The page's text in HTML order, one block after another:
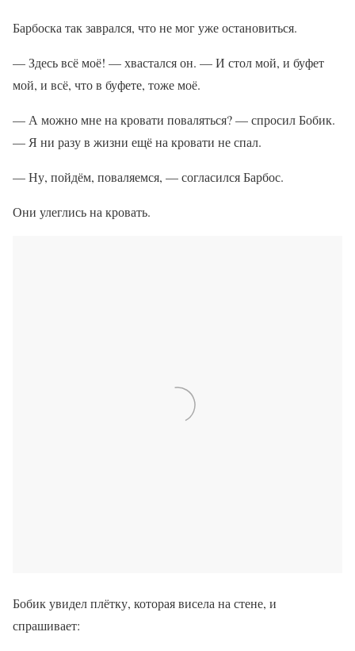
Барбоска так заврался, что не мог уже остановиться.
— Здесь всё моё! — хвастался он. — И стол мой, и буфет
мой, и всё, что в буфете, тоже моё.
— А можно мне на кровати поваляться? — спросил Бобик.
— Я ни разу в жизни ещё на кровати не спал.
— Ну, пойдём, поваляемся, — согласился Барбос.
Они улеглись на кровать.
Бобик увидел плётку, которая висела на стене, и
спрашивает: